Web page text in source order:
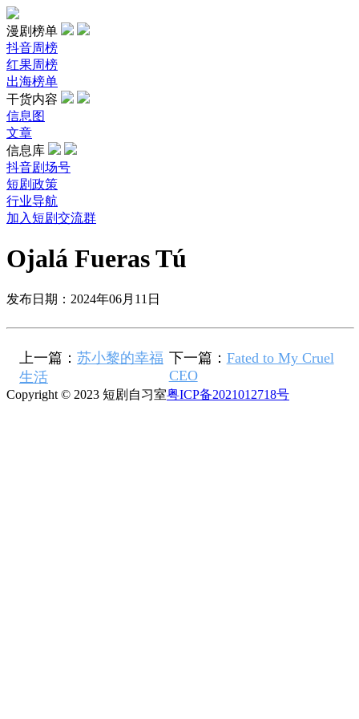
漫剧榜单
抖音周榜
红果周榜
出海榜单
干货内容
信息图
文章
信息库
抖音剧场号
短剧政策
行业导航
加入短剧交流群
Ojalá Fueras Tú
发布日期：2024年06月11日
上一篇： 苏小黎的幸福
生活
下一篇： Fated to My Cruel
CEO
Copyright © 2023 短剧自习室粤ICP备2021012718号